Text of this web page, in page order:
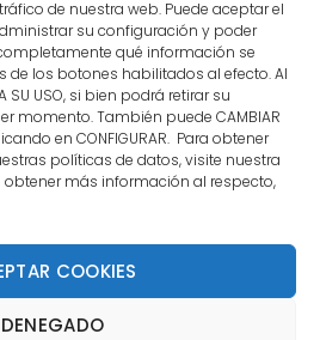
de nuestra web. Puede aceptar el
su configuración y poder
qué información se
de los botones habilitados al efecto. Al
SU USO, si bien podrá retirar su
momento. También puede CAMBIAR
en CONFIGURAR. Para obtener
políticas de datos, visite nuestra
obtener más información al respecto,
COOKIES
DENEGADO